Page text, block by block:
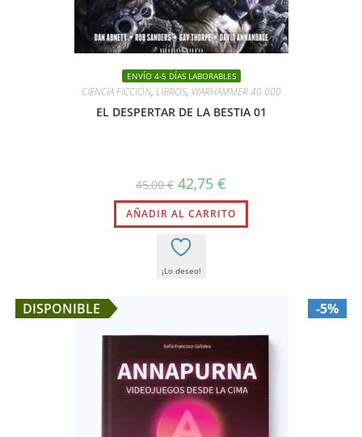
ENVÍO 4-5 DÍAS LABORABLES
CIENCIA FICCIÓN, LIBROS, WARHAMMER 40.000
EL DESPERTAR DE LA BESTIA 01
45,00€ El
precio
original
era:
45,00 €.
42,75 €
actual
es:
42,75 €.
AÑADIR AL CARRITO
¡Lo deseo!
DISPONIBLE -5%